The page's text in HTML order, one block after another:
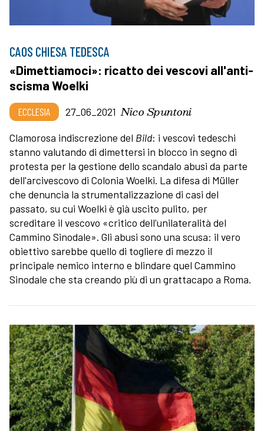
CAOS CHIESA TEDESCA
«Dimettiamoci»: ricatto dei vescovi all'anti-
scisma Woelki
ECCLESIA 27_06_2021 Nico Spuntoni
Clamorosa indiscrezione del Bild: i vescovi tedeschi
stanno valutando di dimettersi in blocco in segno di
protesta per la gestione dello scandalo abusi da parte
dell'arcivescovo di Colonia Woelki. La difesa di Müller
che denuncia la strumentalizzazione di casi del
passato, su cui Woelki è già uscito pulito, per
screditare il vescovo «critico dell'unilateralità del
Cammino Sinodale». Gli abusi sono una scusa: il vero
obiettivo sarebbe quello di togliere di mezzo il
principale nemico interno e blindare quel Cammino
Sinodale che sta creando più di un grattacapo a Roma.